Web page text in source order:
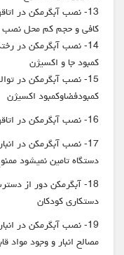
13- نصب آبگرمکن در
کافی و حجم کم محل نصب
14- نصب آبگرمکن در
کمبود جا و اکسیژن
15- نصب آبگرمکن در
کمبودفضاوکمبود اکسیژن
16- نصب آبگرمکن در اتاقهای خواب ممنوع (بدلیل نبودجریان هوا)
17- نصب آبگرمکن در
دستگاه تامین نمیشود
18- آبگرمکن دور از
دستکاری کودکان
19- نصب آبگرمکن در
مصالح انبار و وجود مواد